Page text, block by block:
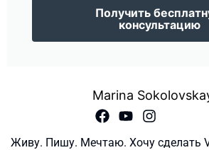
Получить
консультацию
Marina
Живу. Пишу. Мечтаю. Хочу сделать